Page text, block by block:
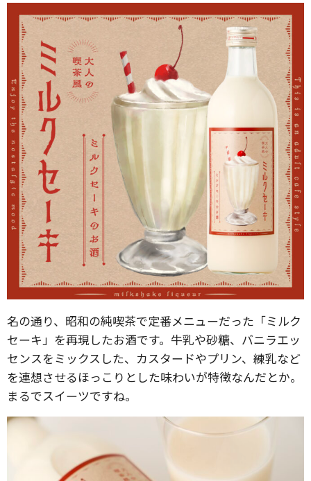
名の通り、昭和の純喫茶で定番メニューだった「ミルク
セーキ」を再現したお酒です。牛乳や砂糖、バニラエッ
センスをミックスした、カスタードやプリン、練乳など
を連想させるほっこりとした味わいが特徴なんだとか。
まるでスイーツですね。